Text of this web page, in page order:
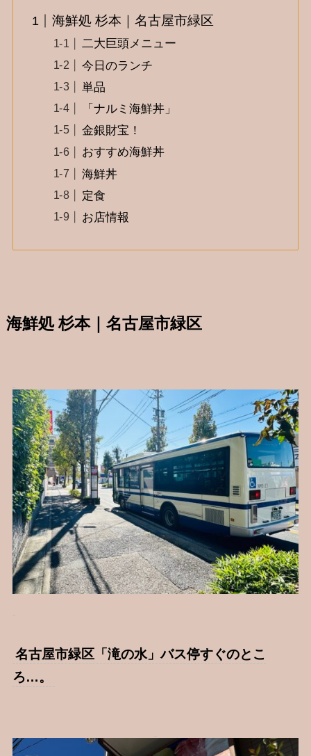
海鮮処 杉本｜名古屋市緑区
二大巨頭メニュー
今日のランチ
単品
「ナルミ海鮮丼」
金銀財宝！
おすすめ海鮮丼
海鮮丼
定食
お店情報
海鮮処 杉本｜名古屋市緑区
名古屋市緑区「滝の水」バス停すぐのとこ
ろ…。